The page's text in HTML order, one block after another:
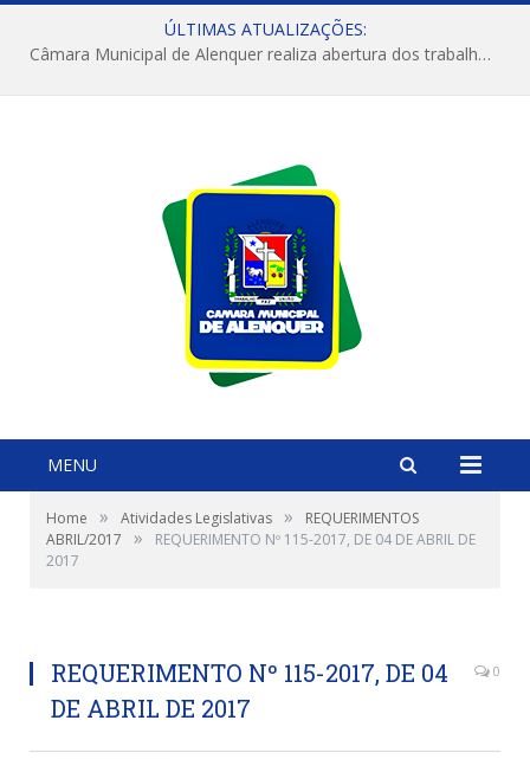
ÚLTIMAS ATUALIZAÇÕES:
Câmara Municipal de Alenquer realiza abertura dos trabalhos do 4º Período Legislativo
MENU
Home » Atividades Legislativas »
REQUERIMENTOS
ABRIL/2017
»
REQUERIMENTO Nº 115-2017, DE 04 DE ABRIL DE
2017
REQUERIMENTO Nº 115-2017, DE 04
DE ABRIL DE 2017
0